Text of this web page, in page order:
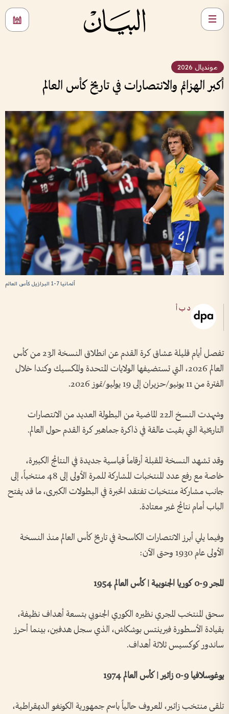
مونديال 2026
أكبر الهزائم والانتصارات في تاريخ كأس العالم
ألمانيا 7-1 البرازيل كأس العالم
د ب أ
تفصل أيام قليلة عشاق كرة القدم عن انطلاق النسخة الـ23 من كأس
العالم 2026، التي تستضيفها الولايات المتحدة والمكسيك وكندا خلال
الفترة من 11 يونيو/حزيران إلى 19 يوليو/تموز 2026.
وشهدت النسخ الـ22 الماضية من البطولة العديد من الانتصارات
التاريخية التي بقيت عالقة في ذاكرة جماهير كرة القدم حول العالم.
وقد تشهد النسخة المقبلة أرقاماً قياسية جديدة في النتائج الكبيرة،
خاصة مع رفع عدد المنتخبات المشاركة للمرة الأولى إلى 48 منتخباً، إلى
جانب مشاركة منتخبات تفتقد الخبرة في البطولات الكبرى، ما قد يفتح
الباب أمام نتائج غير معتادة.
وفيما يلي أبرز الانتصارات الكاسحة في تاريخ كأس العالم منذ النسخة
الأولى عام 1930 وحتى الآن:
المجر 9-0 كوريا الجنوبية | كأس العالم 1954
سحق المنتخب المجري نظيره الكوري الجنوبي بتسعة أهداف نظيفة،
بقيادة الأسطورة فيرينتس بوشكاش، الذي سجل هدفين، بينما أحرز
ساندور كوكسيس ثلاثة أهداف.
يوغوسلافيا 9-0 زائير | كأس العالم 1974
تلقى منتخب زائير، المعروف حالياً باسم جمهورية الكونغو الديمقراطية،